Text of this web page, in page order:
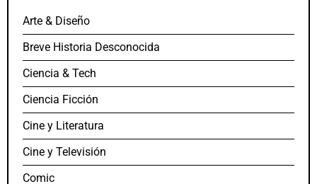
Arte & Diseño
Breve Historia Desconocida
Ciencia & Tech
Ciencia Ficción
Cine y Literatura
Cine y Televisión
Comic